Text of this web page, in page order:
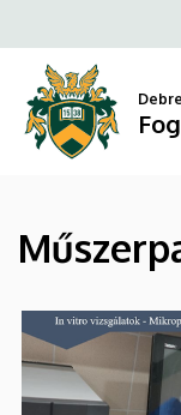
Kar
a
tartalomra